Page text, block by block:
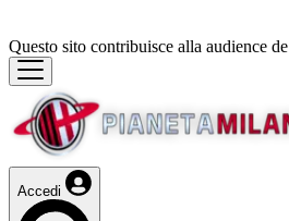
Questo sito contribuisce alla audience de
Accedi